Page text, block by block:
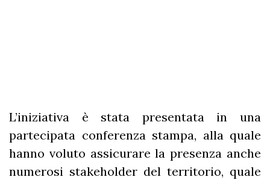
L’iniziativa è stata presentata in una
partecipata conferenza stampa, alla quale
hanno voluto assicurare la presenza anche
numerosi stakeholder del territorio, quale